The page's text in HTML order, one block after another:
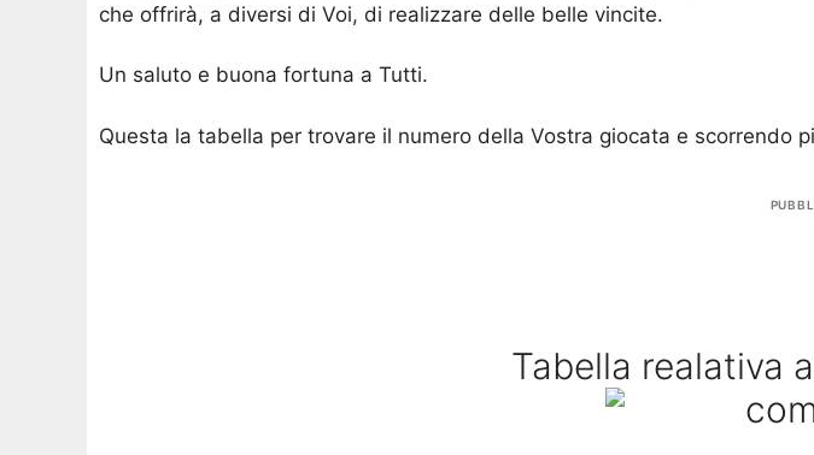
che offrirà, a diversi di Voi, di realizzare delle belle vincite.
Un saluto e buona fortuna a Tutti.
Questa la tabella per trovare il numero della Vostra giocata e scorrendo
Tabella realativa